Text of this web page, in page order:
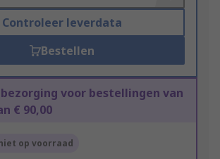
Controleer leverdata
Bestellen
bezorging voor bestellingen van
€ 90,00
op voorraad